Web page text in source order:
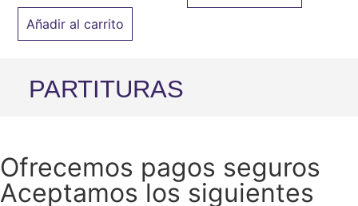
Añadir al carrito
PARTITURAS
Ofrecemos pagos seguros
Aceptamos los siguientes